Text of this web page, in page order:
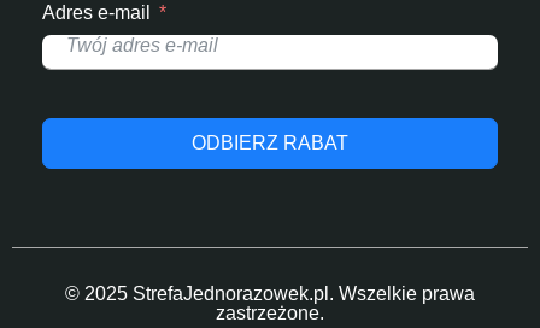
Adres e-mail
ODBIERZ RABAT
© 2025 StrefaJednorazowek.pl. Wszelkie prawa
zastrzeżone.